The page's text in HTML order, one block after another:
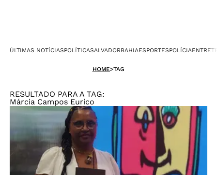
ÚLTIMAS NOTÍCIASPOLÍTICASALVADORBAHIAESPORTESPOLÍCIA
HOME>TAG
RESULTADO PARA A TAG:
Márcia Campos Eurico